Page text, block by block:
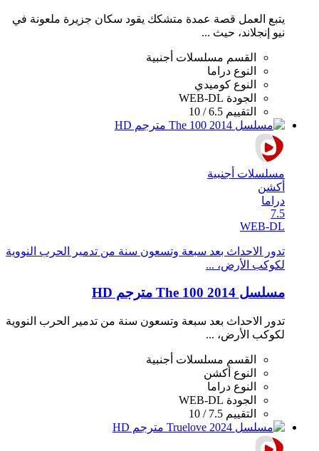
يتبع العمل قصة عمدة متشكك يقود سكان جزيرة ملعونة في
نيو إنجلاند، حيث ...
القسم مسلسلات أجنبية
النوع دراما
النوع كوميدي
الجودة WEB-DL
التقييم 6.5 / 10
مسلسلات أجنبية
أكشن
دراما
7.5
WEB-DL
تدور الاحداث بعد سبعة وتسعون سنة من تدمير الحرب النووية
لكوكب الأرض، ...
مسلسل The 100 2014 مترجم HD
تدور الاحداث بعد سبعة وتسعون سنة من تدمير الحرب النووية
لكوكب الأرض، ...
القسم مسلسلات أجنبية
النوع أكشن
النوع دراما
الجودة WEB-DL
التقييم 7.5 / 10